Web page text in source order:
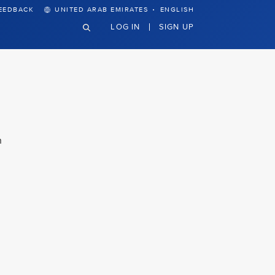
UNITED ARAB EMIRATES · ENGLISH
LOG IN SIGN UP